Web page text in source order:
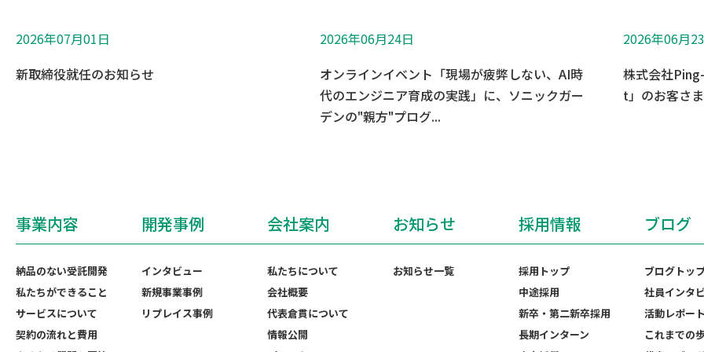
2026年07月01日
新取締役就任のお知らせ
2026年06月24日
オンラインイベント「現場が疲弊しない、AI時
代のエンジニア育成の実践」に、ソニックガー
デンの"親方"プログ...
2026年06月
株式会社
t」のお客さ
事業内容
納品のない受託開発
私たちができること
サービスについて
契約の流れと費用
開発事例
インタビュー
新規事業事例
リプレイス事例
会社案内
私たちについて
会社概要
代表倉貫について
情報公開
お知らせ
お知らせ一覧
採用情報
採用トップ
中途採用
新卒・第二新卒採用
長期インターン
ブログ
ブログトッ
社員インタ
活動レポー
これまでの